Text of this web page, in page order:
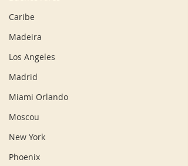
Caribe
Madeira
Los Angeles
Madrid
Miami Orlando
Moscou
New York
Phoenix